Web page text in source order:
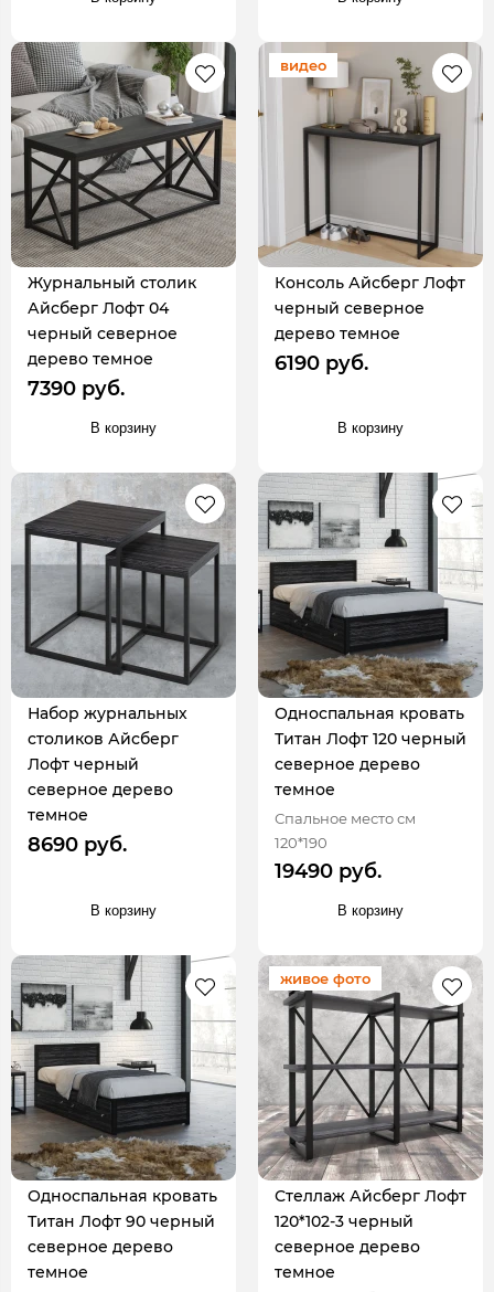
Журнальный столик
Айсберг Лофт 04
черный северное
дерево темное
7390 руб.
В корзину
видео
Консоль Айсберг Лофт
черный северное
дерево темное
6190 руб.
В корзину
Набор журнальных
столиков Айсберг
Лофт черный
северное дерево
темное
8690 руб.
В корзину
Односпальная кровать
Титан Лофт 120 черный
северное дерево
темное
Спальное место см
120*190
19490 руб.
В корзину
Односпальная кровать
Титан Лофт 90 черный
северное дерево
темное
живое фото
Стеллаж Айсберг Лофт
120*102-3 черный
северное дерево
темное